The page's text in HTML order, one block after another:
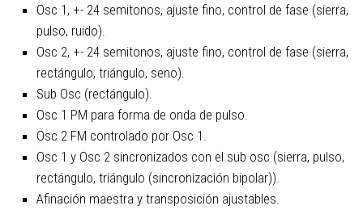
Osc 1, +- 24 semitonos, ajuste fino, control de fase (sierra,
pulso, ruido).
Osc 2, +- 24 semitonos, ajuste fino, control de fase (sierra,
rectángulo, triángulo, seno).
Sub Osc (rectángulo).
Osc 1 PM para forma de onda de pulso.
Osc 2 FM controlado por Osc 1.
Osc 1 y Osc 2 sincronizados con el sub osc (sierra, pulso,
rectángulo, triángulo (sincronización bipolar)).
Afinación maestra y transposición ajustables.